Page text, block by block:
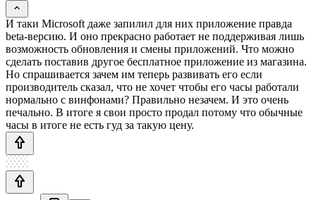
И таки Microsoft даже запилил для них приложение правда
beta-версию. И оно прекрасно работает не поддерживая лишь
возможность обновления и смены приложений. Что можно
сделать поставив другое бесплатное приложение из магазина.
Но спрашивается зачем им теперь развивать его если
производитель сказал, что не хочет чтобы его часы работали
нормально с винфонами? Правильно незачем. И это очень
печально. В итоге я свои просто продал потому что обычные
часы в итоге не есть гуд за такую цену.